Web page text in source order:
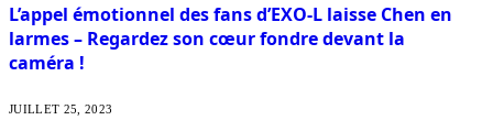
L’appel émotionnel des fans d’EXO-L laisse Chen en
larmes – Regardez son cœur fondre devant la
caméra !
JUILLET 25, 2023